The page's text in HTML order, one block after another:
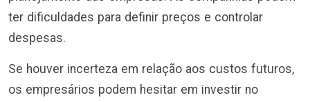
ter dificuldades para definir preços e controlar
despesas.
Se houver incerteza em relação aos custos futuros,
os empresários podem hesitar em investir no